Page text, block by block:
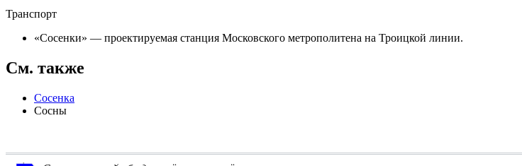
Транспорт
«Сосенки» — проектируемая станция Московского метрополитена на Троицкой линии.
См. также
Сосенка
Сосны